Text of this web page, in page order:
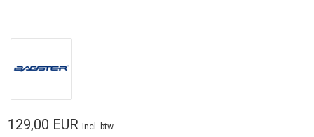
129,00 EUR Incl. btw